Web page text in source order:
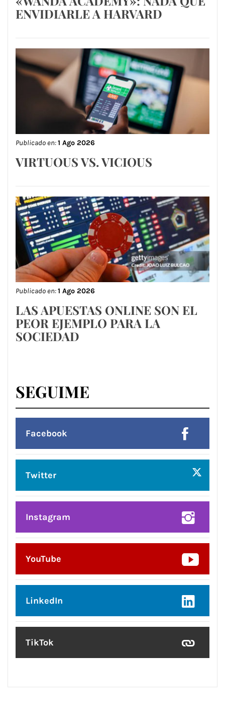
ENVIDIARLE A HARVARD
Publicado en:1 Ago 2026
VIRTUOUS VS. VICIOUS
Publicado en:1 Ago 2026
LAS APUESTAS ONLINE SON EL
PEOR EJEMPLO PARA LA
SOCIEDAD
SEGUIME
Facebook
Twitter
Instagram
YouTube
LinkedIn
TikTok